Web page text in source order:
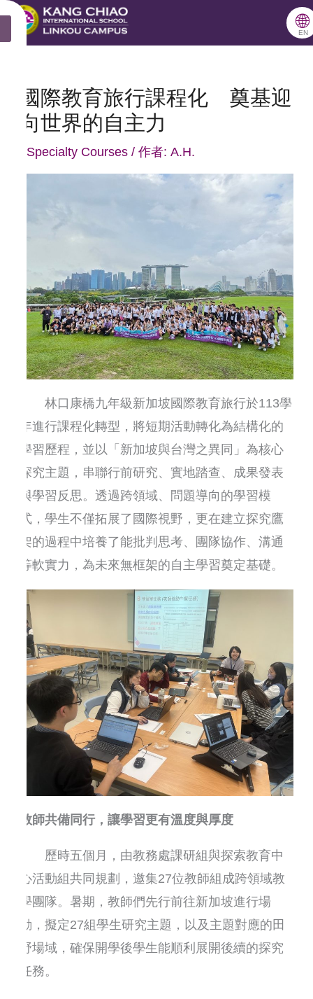
🌐
EN
國際教育旅行課程化 奠基迎
向世界的自主力
Specialty Courses/ 作者: A.H.
林口康橋九年級新加坡國際教育旅行於113學
年進行課程化轉型，將短期活動轉化為結構化的
學習歷程，並以「新加坡與台灣之異同」為核心
探究主題，串聯行前研究、實地踏查、成果發表
與學習反思。透過跨領域、問題導向的學習模
式，學生不僅拓展了國際視野，更在建立探究鷹
架的過程中培養了能批判思考、團隊協作、溝通
等軟實力，為未來無框架的自主學習奠定基礎。
教師共備同行，讓學習更有溫度與厚度
歷時五個月，由教務處課研組與探索教育中
心活動組共同規劃，邀集27位教師組成跨領域教
學團隊。暑期，教師們先行前往新加坡進行場
勘，擬定27組學生研究主題，以及主題對應的田
野場域，確保開學後學生能順利展開後續的探究
任務。